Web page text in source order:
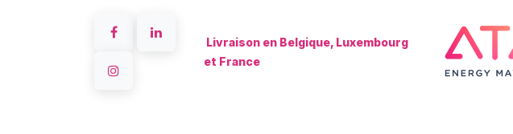
Livraison en Belgique, Luxembourg
et France